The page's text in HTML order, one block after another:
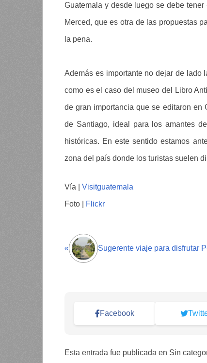
Guatemala y desde luego se debe
Merced, que es otra de las propuestas
la pena.
Además es importante no dejar de lado
como es el caso del museo del Libro
de gran importancia que se editaron en
de Santiago, ideal para los amantes
históricas. En este sentido estamos
zona del país donde los turistas suelen
Vía | Visitguatemala
Foto | Flickr
« Sugerente viaje para disfrutar
Facebook
Esta entrada fue publicada en Sin